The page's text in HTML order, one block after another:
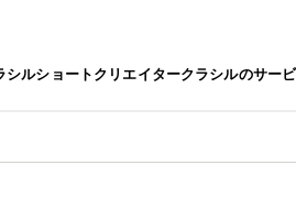
シルショートクリエイタークラシルのサー